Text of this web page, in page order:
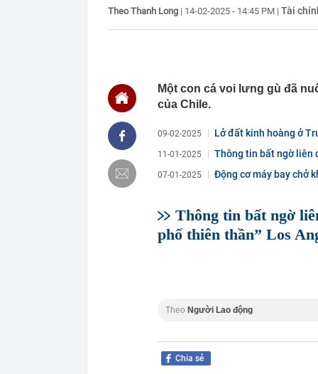
sau bác sĩ
Trấn Thành
23:14
Bí mật được
22:48
5 LOẠI rau
nghỉ hè
22:07
Không cần
huynh - giáo
22:03
Ukraine tập
Theo Thanh Long | 14-02-2025 - 14:45 PM | Tài
Một con cá voi lưng gù đã
của Chile.
09-02-2025 Lở đất kinh hoàng ở
11-01-2025 Thông tin bất ngờ liên
07-01-2025 Động cơ máy bay chở
Thông tin bất ngờ
phố thiên thần” Los
Theo Người Lao động
Chia sẻ